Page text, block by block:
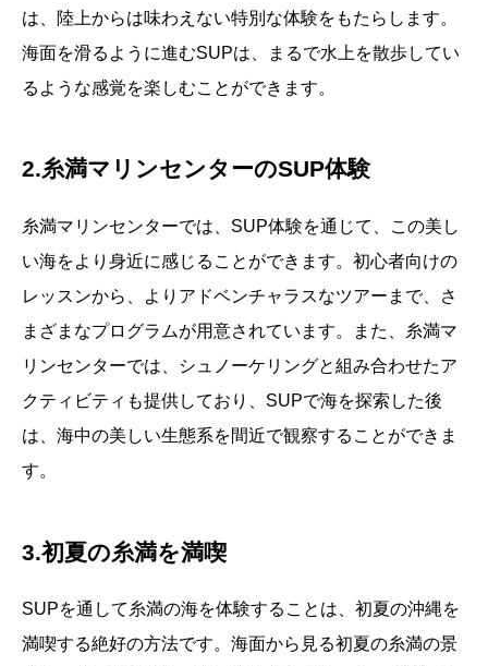
は、陸上からは味わえない特別な体験をもたらします。
海面を滑るように進むSUPは、まるで水上を散歩してい
るような感覚を楽しむことができます。
2.糸満マリンセンターのSUP体験
糸満マリンセンターでは、SUP体験を通じて、この美し
い海をより身近に感じることができます。初心者向けの
レッスンから、よりアドベンチャラスなツアーまで、さ
まざまなプログラムが用意されています。また、糸満マ
リンセンターでは、シュノーケリングと組み合わせたア
クティビティも提供しており、SUPで海を探索した後
は、海中の美しい生態系を間近で観察することができま
す。
3.初夏の糸満を満喫
SUPを通して糸満の海を体験することは、初夏の沖縄を
満喫する絶好の方法です。海面から見る初夏の糸満の景